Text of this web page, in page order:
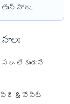
లేకుండానే
ప్రీ & పోస్ట్